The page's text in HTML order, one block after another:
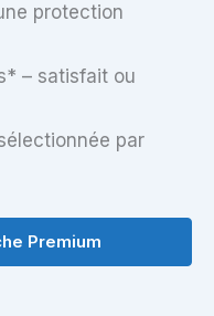
protection
– satisfait ou
par
Premium